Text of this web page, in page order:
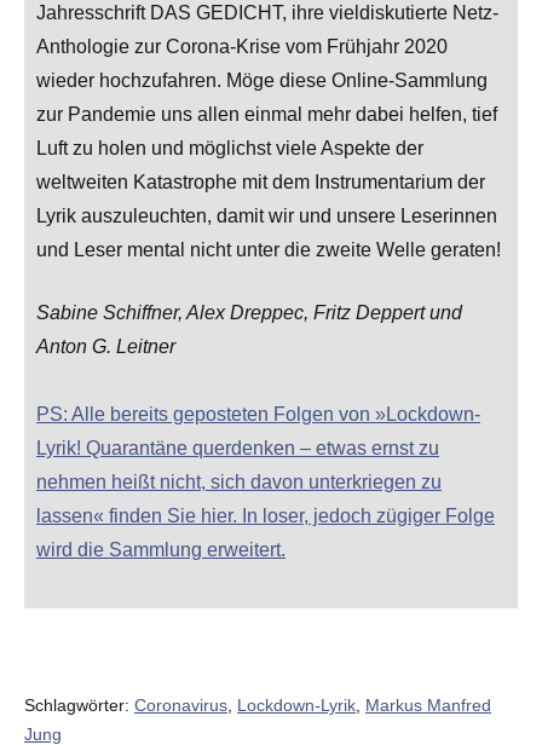
Jahresschrift DAS GEDICHT, ihre vieldiskutierte Netz-
Anthologie zur Corona-Krise vom Frühjahr 2020
wieder hochzufahren. Möge diese Online-Sammlung
zur Pandemie uns allen einmal mehr dabei helfen, tief
Luft zu holen und möglichst viele Aspekte der
weltweiten Katastrophe mit dem Instrumentarium der
Lyrik auszuleuchten, damit wir und unsere Leserinnen
und Leser mental nicht unter die zweite Welle geraten!
Sabine Schiffner, Alex Dreppec, Fritz Deppert und
Anton G. Leitner
PS: Alle bereits geposteten Folgen von »Lockdown-
Lyrik! Quarantäne querdenken – etwas ernst zu
nehmen heißt nicht, sich davon unterkriegen zu
lassen« finden Sie hier. In loser, jedoch zügiger Folge
wird die Sammlung erweitert.
Schlagwörter: Coronavirus, Lockdown-Lyrik, Markus Manfred
Jung